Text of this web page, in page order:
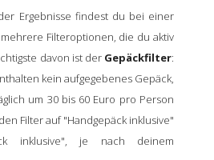
Ergebnisse findest du bei einer
Filteroptionen, die du aktiv
davon ist der Gepäckfilter:
kein aufgegebenes Gepäck,
um 30 bis 60 Euro pro Person
Filter auf "Handgepäck inklusive"
inklusive", je nach deinem